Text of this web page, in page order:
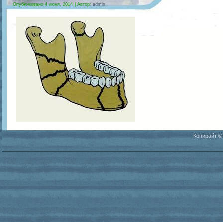
Опубликовано 4 июня, 2014|Автор: admin
Копирайт